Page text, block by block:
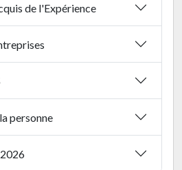
de l'Expérience
personne